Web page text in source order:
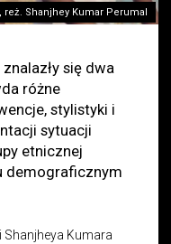
reż. Shanjhey Kumar Perumal
się dwa
różne
stylistyki i
sytuacji
etnicznej
demograficznym
Shanjheya Kumara